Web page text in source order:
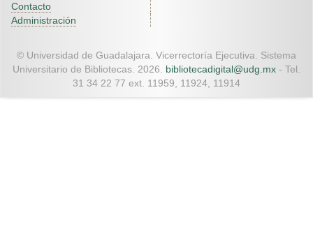
Contacto
Administración
© Universidad de Guadalajara. Vicerrectoría Ejecutiva. Sistema
Universitario de Bibliotecas. 2026. bibliotecadigital@udg.mx - Tel.
31 34 22 77 ext. 11959, 11924, 11914